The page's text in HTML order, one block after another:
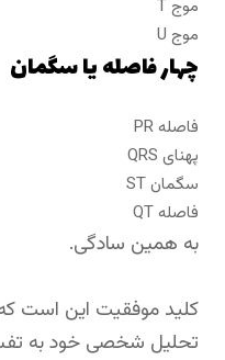
موج T
موج U
چهار فاصله یا سگمان
فاصله PR
پهنای QRS
سگمان ST
فاصله QT
به همین سادگی.
تحلیل شخصی خود به